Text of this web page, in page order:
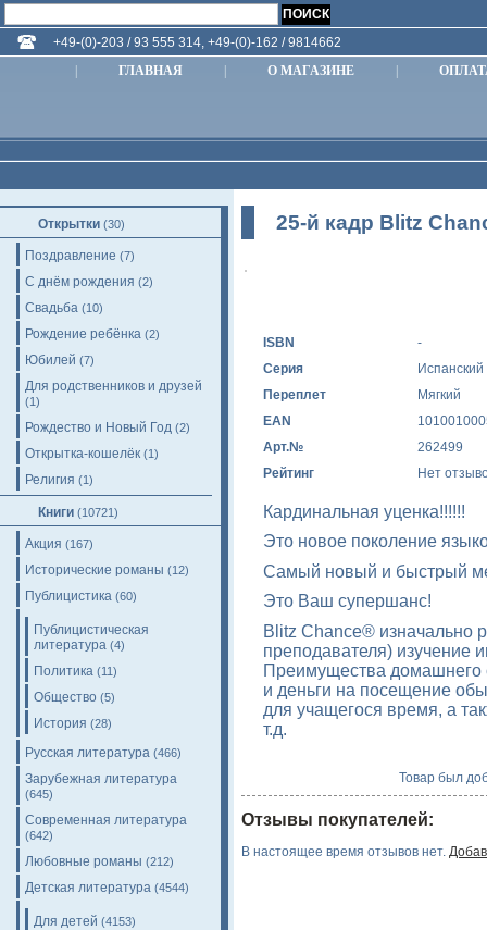
+49-(0)-203 / 93 555 314, +49-(0)-162 / 9814662
ГЛАВНАЯ О МАГАЗИНЕ
Открытки (30)
Поздравление (7)
С днём рождения (2)
Свадьба (10)
Рождение ребёнка (2)
Юбилей (7)
Для родственников и друзей
(1)
Рождество и Новый Год (2)
Открытка-кошелёк (1)
Религия (1)
Книги (10721)
Акция (167)
Исторические романы (12)
Публицистика (60)
Публицистическая
литература (4)
Политика (11)
Общество (5)
История (28)
Русская литература (466)
Зарубежная литература
(645)
Современная литература
(642)
Любовные романы (212)
Детская литература (4544)
Для детей (4153)
25-й кадр Blitz
ISBN
-
Серия
Испанский
Переплет
Мягкий
EAN
Арт.№
262499
Рейтинг
Нет
Кардинальная уценка!!!!!!
Это новое поколение
Самый новый и быстрый
Это Ваш супершанс!
Blitz Chance® изначально
преподавателя) изучение
Преимущества домашнего
и деньги на посещение
для учащегося время, а
т.д.
Товар был
Отзывы покупателей:
В настоящее время отзывов нет.